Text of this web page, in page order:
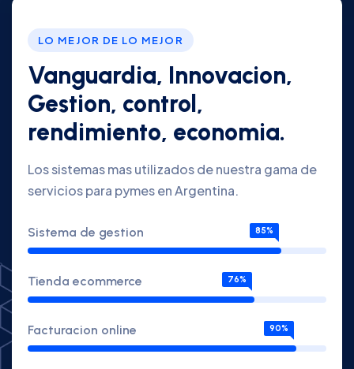
LO MEJOR DE LO MEJOR
Vanguardia, Innovacion,
Gestion, control,
rendimiento, economia.
Los sistemas mas utilizados de nuestra gama de
servicios para pymes en Argentina.
Sistema de gestion 85%
Tienda ecommerce 76%
Facturacion online 90%